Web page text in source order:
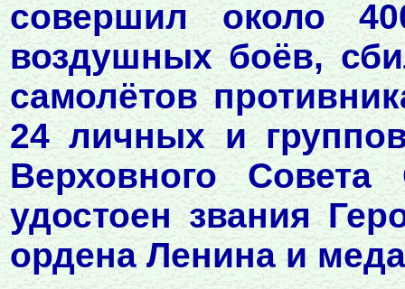
совершил около
воздушных боёв,
самолётов
24 личных и
Верховного
удостоен звания
ордена Ленина и